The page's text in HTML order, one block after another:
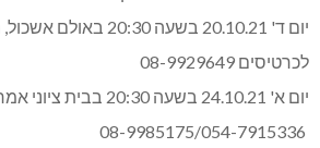
יום ד' 20.10.21 בשעה
לכרטיסים 08-9929649
יום א' 24.10.21 בשעה